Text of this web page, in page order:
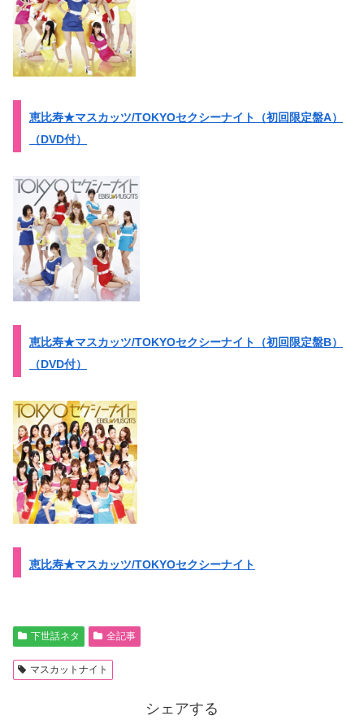
恵比寿★マスカッツ/TOKYOセクシーナイト（初回限定盤A）
（DVD付）
恵比寿★マスカッツ/TOKYOセクシーナイト（初回限定盤B）
（DVD付）
恵比寿★マスカッツ/TOKYOセクシーナイト
下世話ネタ 全記事
マスカットナイト
シェアする